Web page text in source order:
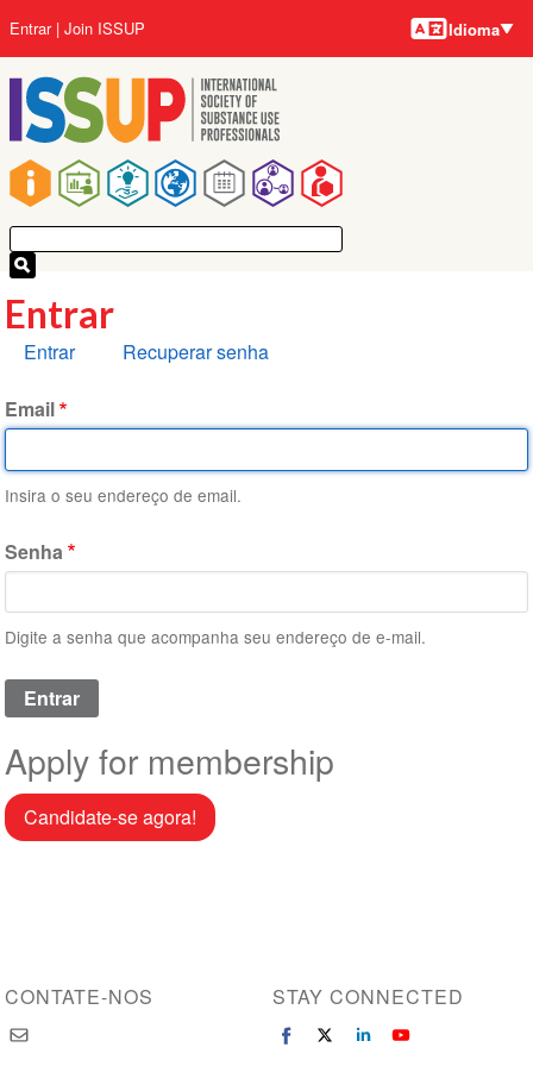
para
o
conteúdo
principal
Navegação
principal
Menu
da
conta
do
usuário
Entrar Join ISSUP Idiomas
Idioma
Entrar
Abas
Entrar Recuperar senha
Email
Insira o seu endereço de email.
Senha
Digite a senha que acompanha seu endereço de e-mail.
Apply for membership
Candidate-se agora!
CONTATE-NOS STAY CONNECTED